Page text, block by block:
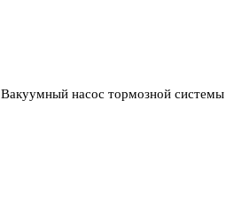
Вакуумный насос тормозной системы